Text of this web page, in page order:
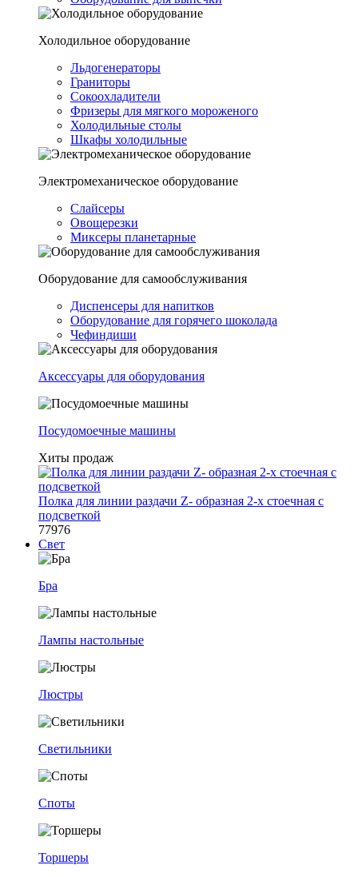
Холодильное оборудование
Льдогенераторы
Граниторы
Сокоохладители
Фризеры для мягкого мороженого
Холодильные столы
Шкафы холодильные
Электромеханическое оборудование
Слайсеры
Овощерезки
Миксеры планетарные
Оборудование для самообслуживания
Диспенсеры для напитков
Оборудование для горячего шоколада
Чефиндиши
Аксессуары для оборудования
Посудомоечные машины
Хиты продаж
Полка для линии раздачи Z- образная 2-х стоечная с
подсветкой
77976
Свет
Бра
Лампы настольные
Люстры
Светильники
Споты
Торшеры